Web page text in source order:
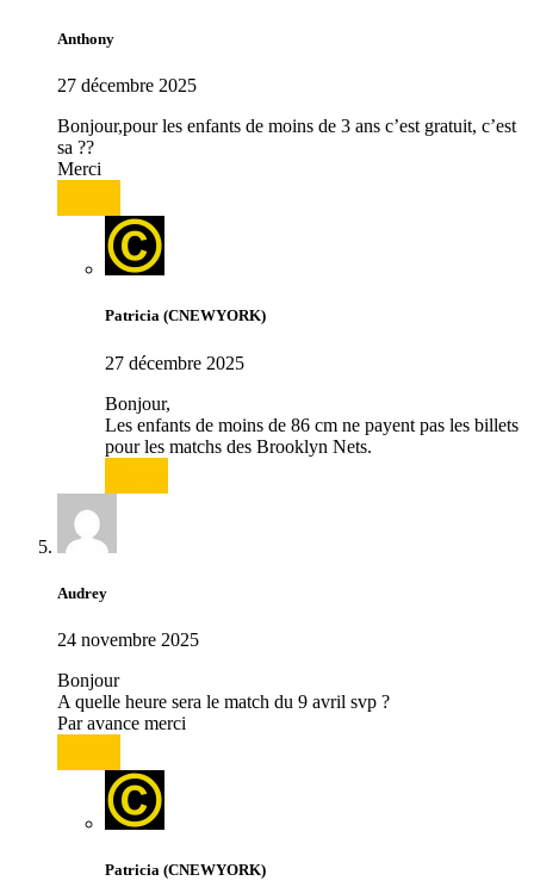
Anthony
27 décembre 2025
Bonjour,pour les enfants de moins de 3 ans c’est gratuit, c’est
sa ??
Merci
Patricia (CNEWYORK)
27 décembre 2025
Bonjour,
Les enfants de moins de 86 cm ne payent pas les billets
pour les matchs des Brooklyn Nets.
Audrey
24 novembre 2025
Bonjour
A quelle heure sera le match du 9 avril svp ?
Par avance merci
Patricia (CNEWYORK)